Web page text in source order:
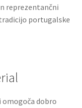
reprezentančni
portugalske
omogoča dobro